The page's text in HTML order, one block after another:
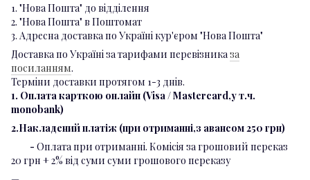
1. "Нова Пошта" до відділення
2. "Нова Пошта" в Поштомат
3. Адресна доставка по Україні кур'єром "Нова Пошта"
Доставка по Україні за тарифами перевізника за
посиланням.
Терміни доставки протягом 1-3 днів.
1. Оплата карткою онлайн (Visa / Mastercard,у т.ч.
monobank)
2.Накладений платіж (при отриманні,з авансом 250 грн)
- Оплата при отриманні. Комісія за грошовий переказ
20 грн + 2% від суми суми грошового переказу